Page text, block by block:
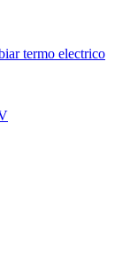
termo electrico